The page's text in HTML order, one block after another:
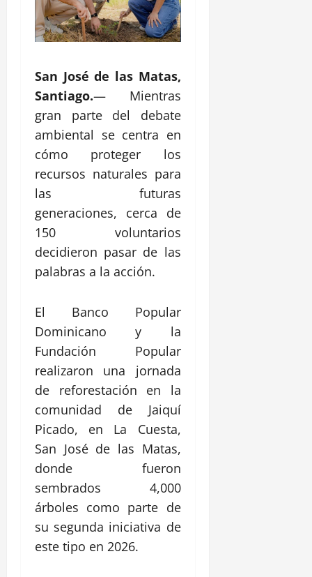
San José de las Matas,
Santiago.— Mientras
gran parte del debate
ambiental se centra en
cómo proteger los
recursos naturales para
las futuras
generaciones, cerca de
150 voluntarios
decidieron pasar de las
palabras a la acción.
El Banco Popular
Dominicano y la
Fundación Popular
realizaron una jornada
de reforestación en la
comunidad de Jaiquí
Picado, en La Cuesta,
San José de las Matas,
donde fueron
sembrados 4,000
árboles como parte de
su segunda iniciativa de
este tipo en 2026.